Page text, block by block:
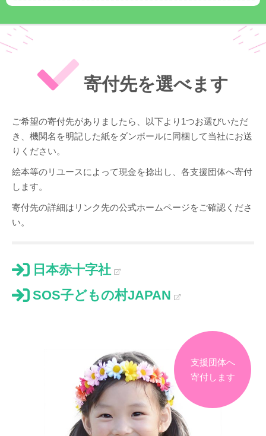
寄付先を選べます
ご希望の寄付先がありましたら、以下より1つお選びいただ
き、機関名を明記した紙をダンボールに同梱して当社にお送
りください。
絵本等のリユースによって現金を捻出し、各支援団体へ寄付
します。
寄付先の詳細はリンク先の公式ホームページをご確認くださ
い。
日本赤十字社
SOS子どもの村JAPAN
支援団体へ
寄付します